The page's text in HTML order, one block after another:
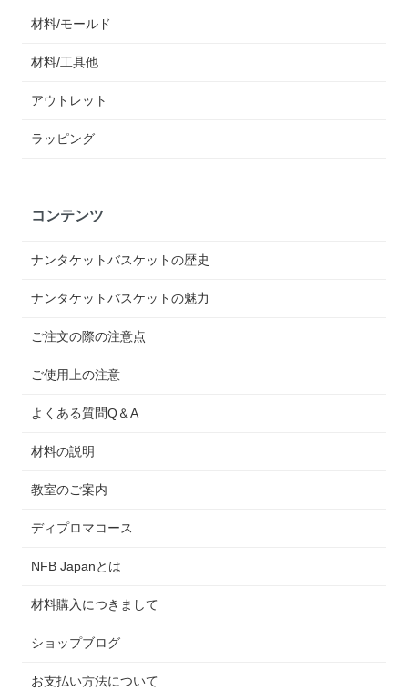
材料/モールド
材料/工具他
アウトレット
ラッピング
コンテンツ
ナンタケットバスケットの歴史
ナンタケットバスケットの魅力
ご注文の際の注意点
ご使用上の注意
よくある質問Q＆A
材料の説明
教室のご案内
ディプロマコース
NFB Japanとは
材料購入につきまして
ショップブログ
お支払い方法について